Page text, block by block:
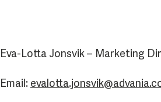
Eva-Lotta Jonsvik – Marketing
Email: